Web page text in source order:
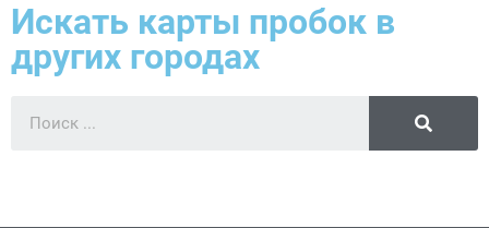
Искать карты пробок в
других городах